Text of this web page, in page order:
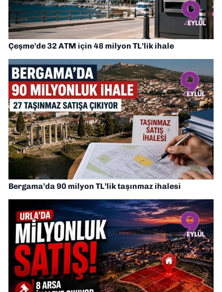
Çeşme’de 32 ATM için 48 milyon TL’lik ihale
Bergama’da 90 milyon TL’lik taşınmaz ihalesi